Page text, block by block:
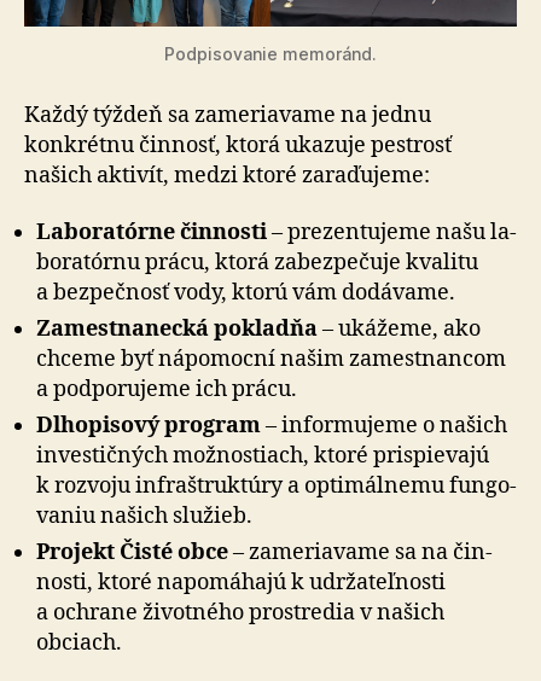
Podpisovanie memoránd.
Každý týždeň sa zameriavame na jednu
konkrétnu činnosť, ktorá ukazuje pestrosť
našich aktivít, medzi ktoré za­ra­ďu­je­me:
Laboratórne činnosti– prezentu­je­me našu la­
bo­ra­tór­nu prácu, ktorá za­bez­pe­ču­je kva­li­tu
a bez­peč­nosť vody, ktorú vám do­dá­va­me.
Zamestnanecká pokladňa– ukážeme, ako
chceme byť ná­po­mocní našim za­mestnan­com
a pod­po­ru­je­me ich prácu.
Dlhopisový program– infor­mu­je­me o na­šich
inves­tič­ných mož­nos­tiach, ktoré prispie­va­jú
k roz­vo­ju infra­štruk­tú­ry a op­ti­mál­ne­mu fun­go­
va­niu našich služieb.
Projekt Čisté obce– zame­ria­va­me sa na čin­
nosti, ktoré na­po­má­ha­jú k udrža­teľ­nosti
a ochrane ži­vot­né­ho prostredia v na­šich
obciach.